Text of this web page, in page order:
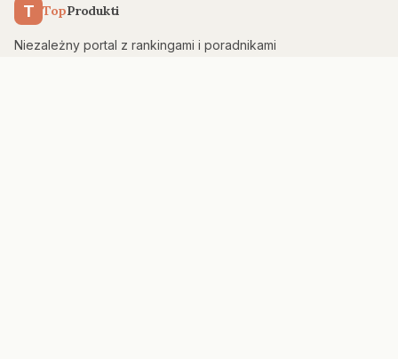
T TopProdukti
Niezależny portal z rankingami i poradnikami